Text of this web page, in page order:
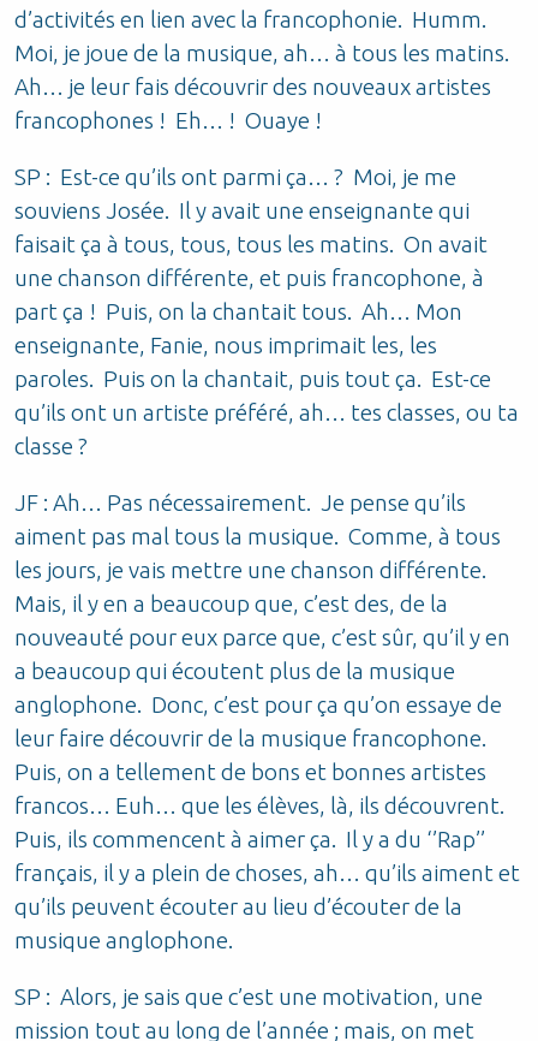
d’activités en lien avec la francophonie. Humm.
Moi, je joue de la musique, ah… à tous les matins.
Ah… je leur fais découvrir des nouveaux artistes
francophones ! Eh… ! Ouaye !
SP : Est-ce qu’ils ont parmi ça… ? Moi, je me
souviens Josée. Il y avait une enseignante qui
faisait ça à tous, tous, tous les matins. On avait
une chanson différente, et puis francophone, à
part ça ! Puis, on la chantait tous. Ah… Mon
enseignante, Fanie, nous imprimait les, les
paroles. Puis on la chantait, puis tout ça. Est-ce
qu’ils ont un artiste préféré, ah… tes classes, ou ta
classe ?
JF : Ah… Pas nécessairement. Je pense qu’ils
aiment pas mal tous la musique. Comme, à tous
les jours, je vais mettre une chanson différente.
Mais, il y en a beaucoup que, c’est des, de la
nouveauté pour eux parce que, c’est sûr, qu’il y en
a beaucoup qui écoutent plus de la musique
anglophone. Donc, c’est pour ça qu’on essaye de
leur faire découvrir de la musique francophone.
Puis, on a tellement de bons et bonnes artistes
francos… Euh… que les élèves, là, ils découvrent.
Puis, ils commencent à aimer ça. Il y a du ‘’Rap’’
français, il y a plein de choses, ah… qu’ils aiment et
qu’ils peuvent écouter au lieu d’écouter de la
musique anglophone.
SP : Alors, je sais que c’est une motivation, une
mission tout au long de l’année ; mais, on met